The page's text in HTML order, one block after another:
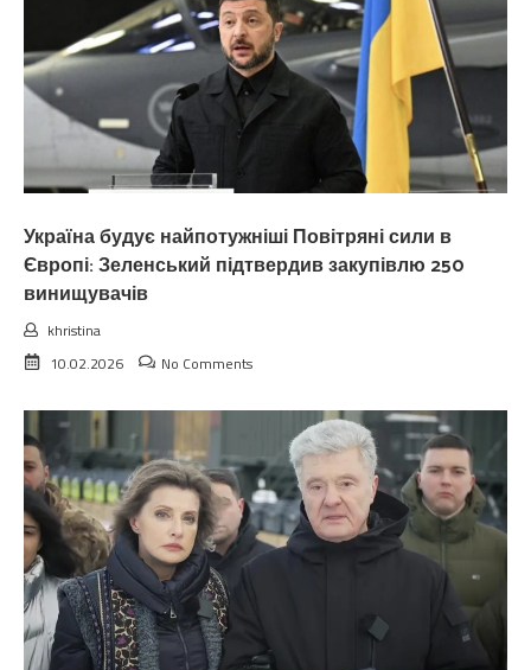
Україна будує найпотужніші Повітряні сили в
Європі: Зеленський підтвердив закупівлю 250
винищувачів
khristina
10.02.2026
No Comments